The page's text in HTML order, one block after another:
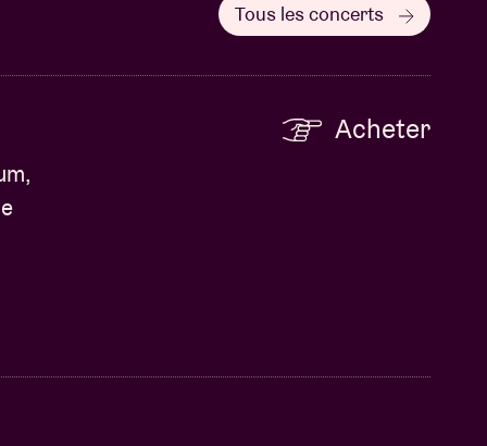
Tous les concerts
Acheter